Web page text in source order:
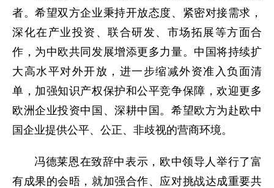
者。希望双方企业秉持开放态度、紧密对接需求，
深化在产业投资、联合研发、市场拓展等方面合
作，为中欧共同发展增添更多力量。中国将持续扩
大高水平对外开放，进一步缩减外资准入负面清
单，加强知识产权保护和公平竞争保障，欢迎更多
欧洲企业投资中国、深耕中国。希望欧方为赴欧中
国企业提供公平、公正、非歧视的营商环境。
冯德莱恩在致辞中表示，欧中领导人举行了富
有成果的会晤，就加强合作、应对挑战达成重要共